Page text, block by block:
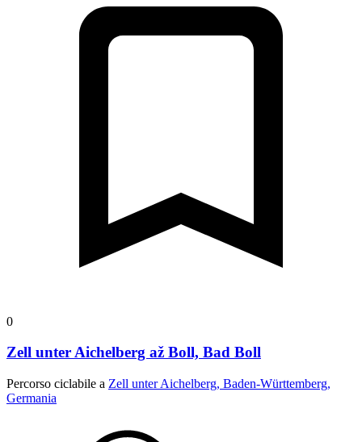
0
Zell unter Aichelberg až Boll, Bad Boll
Percorso ciclabile a Zell unter Aichelberg, Baden-Württemberg,
Germania